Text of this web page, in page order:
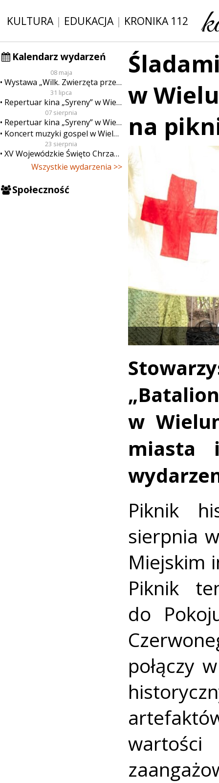
KULTURA| EDUKACJA| KRONIKA 112
Kalendarz wydarzeń
08 maja
Wystawa „Wilk. Zwierzęta przeklęte”
31 lipca
Repertuar kina „Syreny” w Wieluniu w dn. od 31 lipca do 6 sierpnia
07 sierpnia
Repertuar kina „Syreny” w Wieluniu w dn. od 7 do 13 sierpnia
Koncert muzyki gospel w Wieluniu
23 sierpnia
XV Wojewódzkie Święto Chrzanu
Wszystkie wydarzenia >>
Społeczność
w
na
w
miasta
Piknik
sierpnia
Miejskim
Piknik
do
połączy